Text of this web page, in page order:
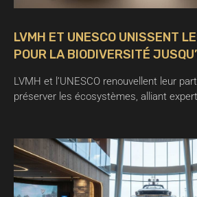
LVMH ET UNESCO UNISSENT
POUR LA BIODIVERSITÉ
LVMH et l’UNESCO renouvellent leur
préserver les écosystèmes, alliant